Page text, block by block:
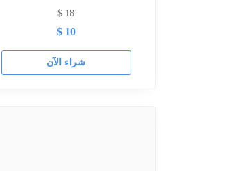
18
$
10
$
شراء الآن